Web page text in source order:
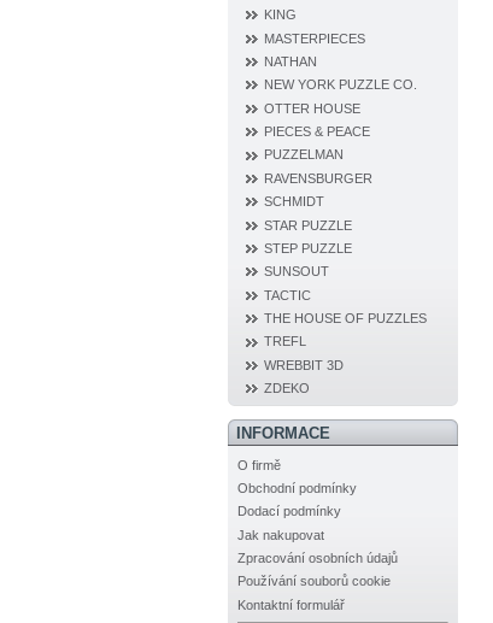
KING
MASTERPIECES
NATHAN
NEW YORK PUZZLE CO.
OTTER HOUSE
PIECES & PEACE
PUZZELMAN
RAVENSBURGER
SCHMIDT
STAR PUZZLE
STEP PUZZLE
SUNSOUT
TACTIC
THE HOUSE OF PUZZLES
TREFL
WREBBIT 3D
ZDEKO
INFORMACE
O firmě
Obchodní podmínky
Dodací podmínky
Jak nakupovat
Zpracování osobních údajů
Používání souborů cookie
Kontaktní formulář